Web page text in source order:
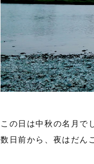
この日は中秋の名月で
数日前から、夜はだん